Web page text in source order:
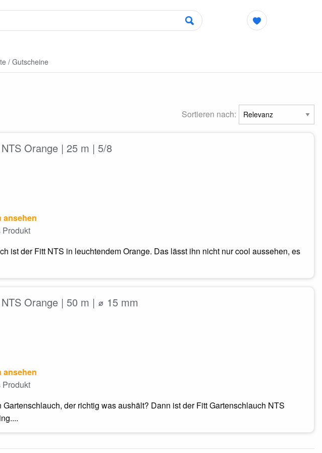
/ Gutscheine
Sortieren nach:
Orange | 25 m | 5/8
ansehen
ist der Fitt NTS in leuchtendem Orange. Das lässt ihn nicht nur cool aussehen, es
Orange | 50 m | ⌀ 15 mm
ansehen
der richtig was aushält? Dann ist der Fitt Gartenschlauch NTS